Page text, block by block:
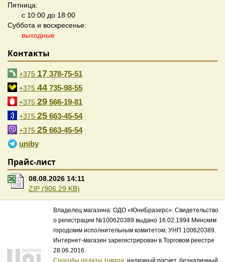
Пятница:
с 10:00 до 18:00
Суббота и воскресенье:
выходные
Контакты
+375 17 378-75-51
+375 44 735-98-55
+375 29 566-19-81
+375 25 663-45-54
+375 25 663-45-54
uniby
Прайс-лист
08.08.2026 14:11
ZIP (906.29 KB)
Владелец магазина: ОДО «ЮниБразерс». Свидетельство
о регистрации №100620389 выдано 16.02.1994 Минским
городским исполнительным комитетом. УНП 100620389.
Интернет-магазин зарегистрирован в Торговом реестре
28.06.2016.
Способы оплаты товара: наличный расчет, безналичный